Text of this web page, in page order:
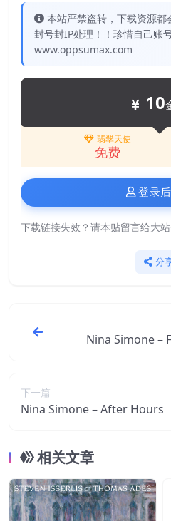
本站严禁盗转，下载资源
封号封IP处理！！珍惜自己账
www.oppsumax.com
10
翡翠天使
免费
登录
下载链接失效？请本贴留言给大站
分
Nina Simone –
下一篇
Nina Simone – After Hours
相关文章